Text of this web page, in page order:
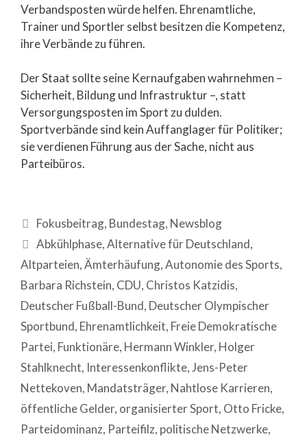
Verbandsposten würde helfen. Ehrenamtliche,
Trainer und Sportler selbst besitzen die Kompetenz,
ihre Verbände zu führen.
Der Staat sollte seine Kernaufgaben wahrnehmen –
Sicherheit, Bildung und Infrastruktur –, statt
Versorgungsposten im Sport zu dulden.
Sportverbände sind kein Auffanglager für Politiker;
sie verdienen Führung aus der Sache, nicht aus
Parteibüros.
Fokusbeitrag, Bundestag, Newsblog
Abkühlphase,Alternative für Deutschland,
Altparteien,Ämterhäufung,Autonomie des Sports,
Barbara Richstein, CDU, Christos Katzidis,
Deutscher Fußball-Bund, Deutscher Olympischer
Sportbund, Ehrenamtlichkeit, Freie Demokratische
Partei, Funktionäre, Hermann Winkler, Holger
Stahlknecht, Interessenkonflikte,Jens-Peter
Nettekoven, Mandatsträger, Nahtlose Karrieren,
öffentliche Gelder, organisierter Sport, Otto Fricke,
Parteidominanz, Parteifilz, politische Netzwerke,